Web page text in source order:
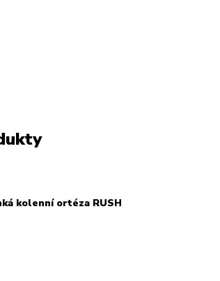
kolenní ortéza RUSH